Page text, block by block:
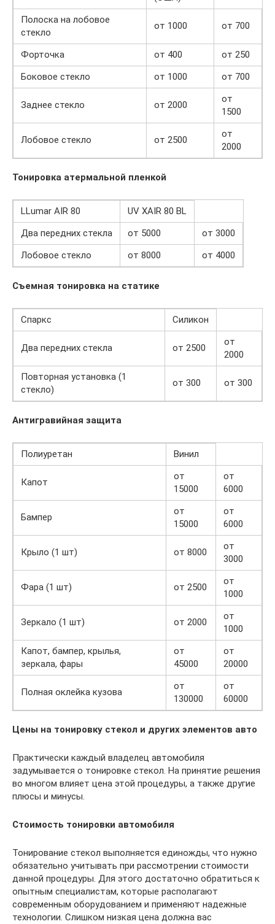
Полоска на лобовое
стекло
от 1000 от 700
Форточка от 400
от 250
Боковое стекло
от 1000 от 700
Заднее стекло от 2000
от
1500
Лобовое стекло от 2500
от
2000
Тонировка атермальной пленкой
LLumar AIR 80
UV XAIR 80 BL
Два передних стекла
от 5000
от 3000
Лобовое стекло
от 8000 от 4000
Съемная тонировка на статике
Спаркс Силикон
Два передних стекла от 2500
от
2000
Повторная установка (1
стекло)
от 300 от 300
Aнтигравийная защита
Полиуретан Винил
Капот
от
15000
от
6000
Бампер
от
15000
от
6000
Крыло (1 шт) от 8000
от
3000
Фара (1 шт) от 2500
от
1000
Зеркало (1 шт) от 2000
от
1000
Капот, бампер, крылья,
зеркала, фары
от
45000
от
20000
Полная оклейка кузова
от
130000
от
60000
Цены на тонировку стекол и других элементов авто
Практически каждый владелец автомобиля
задумывается о тонировке стекол. На принятие решения
во многом влияет цена этой процедуры, а также другие
плюсы и минусы.
Стоимость тонировки автомобиля
Тонирование стекол выполняется единожды, что нужно
обязательно учитывать при рассмотрении стоимости
данной процедуры. Для этого достаточно обратиться к
опытным специалистам, которые располагают
современным оборудованием и применяют надежные
технологии. Слишком низкая цена должна вас